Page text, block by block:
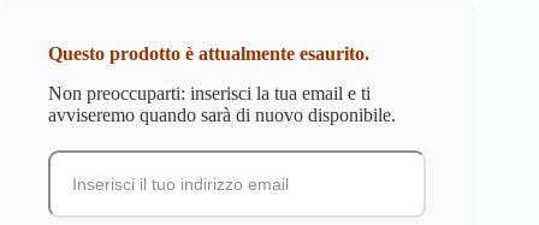
Questo prodotto è attualmente esaurito.
Non preoccuparti: inserisci la tua email e ti
avviseremo quando sarà di nuovo disponibile.